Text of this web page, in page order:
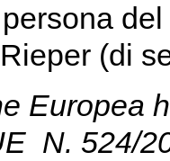
(di
Europea
N. 524/